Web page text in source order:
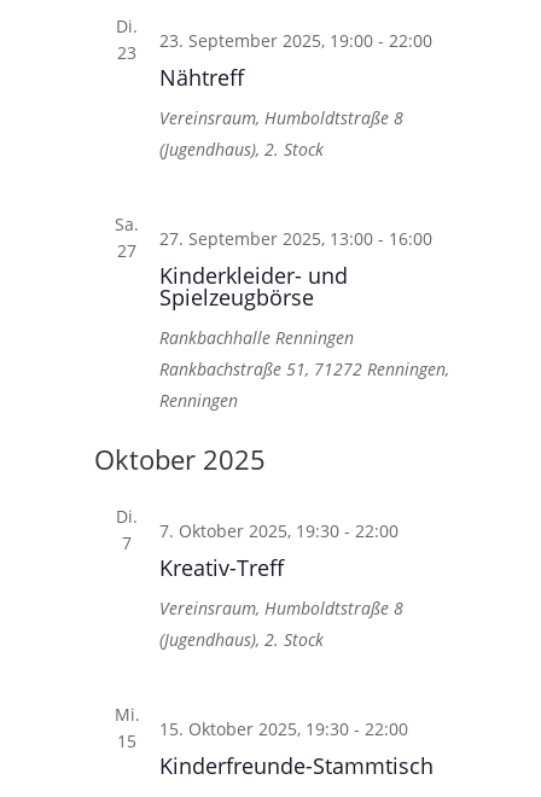
Di.
23
Nähtreff
23. September 2025, 19:00 -22:00
Vereinsraum, Humboldtstraße 8
(Jugendhaus), 2. Stock
Sa.
27
Kinderkleider- und
Spielzeugbörse
27. September 2025, 13:00 - 16:00
Rankbachhalle Renningen
Rankbachstraße 51, 71272 Renningen,
Renningen
Oktober 2025
Di.
7
Kreativ-Treff
7. Oktober 2025, 19:30 -22:00
Vereinsraum, Humboldtstraße 8
(Jugendhaus), 2. Stock
Mi.
15
Kinderfreunde-Stammtisch
15. Oktober 2025, 19:30 -22:00